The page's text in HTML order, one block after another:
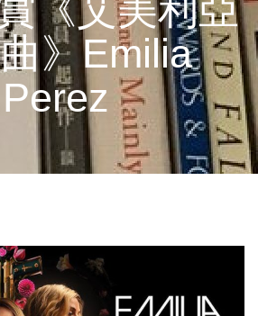
《艾美利亞
》Emilia
Perez